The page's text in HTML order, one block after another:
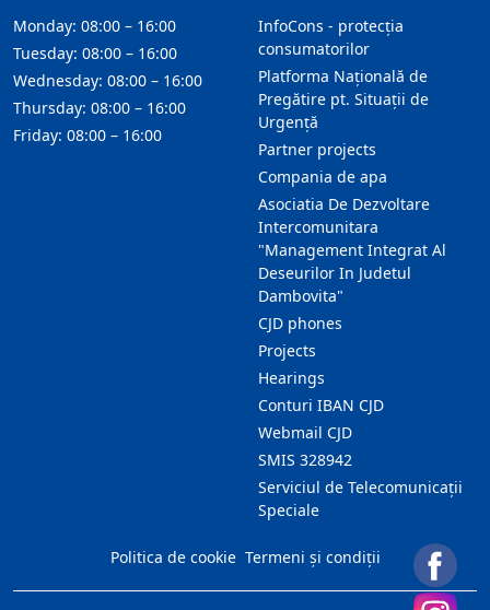
InfoCons - protecția
consumatorilor
Platforma Națională de
Pregătire pt. Situații de
Urgență
Partner projects
Compania de apa
Asociatia De Dezvoltare
Intercomunitara
"Management Integrat Al
Deseurilor In Judetul
Dambovita"
CJD phones
Projects
Hearings
Conturi IBAN CJD
Webmail CJD
SMIS 328942
Serviciul de Telecomunicații
Speciale
Monday: 08:00 – 16:00
Tuesday: 08:00 – 16:00
Wednesday: 08:00 – 16:00
Thursday: 08:00 – 16:00
Friday: 08:00 – 16:00
Politica de cookie Termeni și condiții